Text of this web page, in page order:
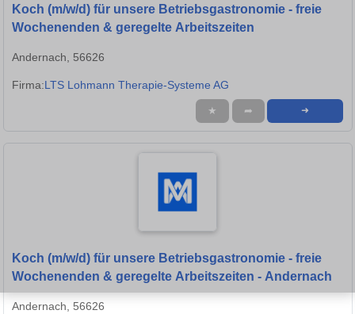
Koch (m/w/d) für unsere Betriebsgastronomie - freie
Wochenenden & geregelte Arbeitszeiten
Andernach, 56626
Firma:LTS Lohmann Therapie-Systeme AG
★ ➦ ➜
Koch (m/w/d) für unsere Betriebsgastronomie - freie
Wochenenden & geregelte Arbeitszeiten - Andernach
Andernach, 56626